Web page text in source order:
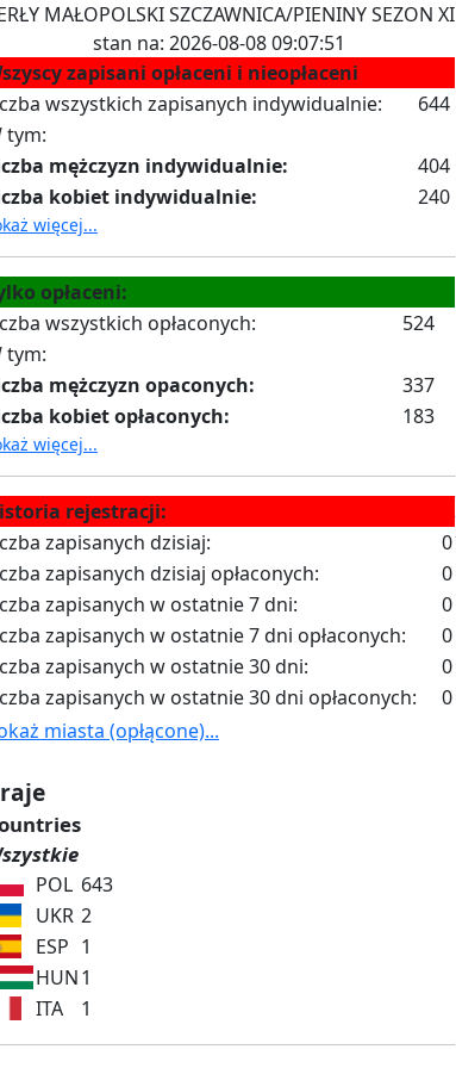
MAŁOPOLSKI SZCZAWNICA/PIENINY SEZON XI
stan na: 2026-08-08 09:07:51
zapisani opłaceni i nieopłaceni
wszystkich zapisanych indywidualnie:
644
tym:
mężczyzn indywidualnie:
404
kobiet indywidualnie:
240
więcej...
opłaceni:
wszystkich opłaconych:
524
tym:
mężczyzn opaconych:
337
kobiet opłaconych:
183
więcej...
rejestracji:
zapisanych dzisiaj:
0
zapisanych dzisiaj opłaconych:
0
zapisanych w ostatnie 7 dni:
0
zapisanych w ostatnie 7 dni opłaconych:
0
zapisanych w ostatnie 30 dni:
0
zapisanych w ostatnie 30 dni opłaconych:
0
miasta (opłącone)...
POL 643
UKR 2
ESP 1
HUN1
ITA
1